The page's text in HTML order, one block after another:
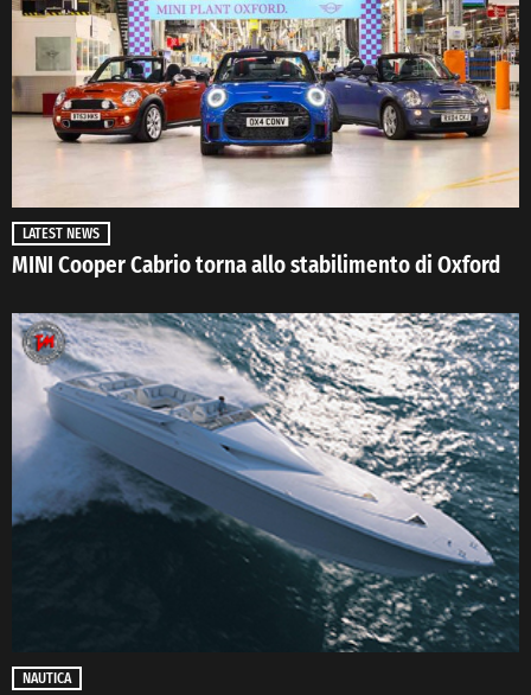
LATEST NEWS
MINI Cooper Cabrio torna allo stabilimento di Oxford
NAUTICA